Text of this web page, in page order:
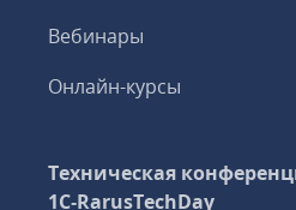
Вебинары
Онлайн-курсы
Техническая
1C‑RarusTechDay